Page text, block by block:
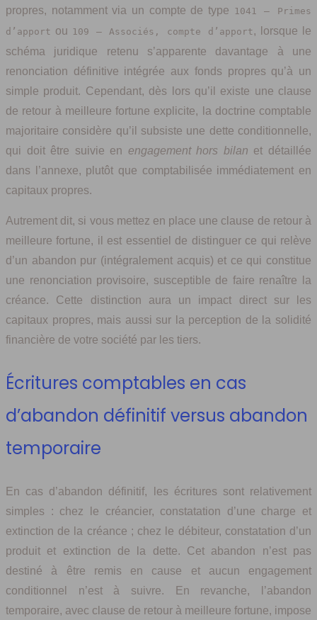
propres, notamment via un compte de type
1041 – Primes
d’apport ou 109 – Associés, compte d’apport, lorsque le
schéma juridique retenu s’apparente davantage à une
renonciation définitive intégrée aux fonds propres qu’à un
simple produit. Cependant, dès lors qu’il existe une clause
de retour à meilleure fortune explicite, la doctrine comptable
majoritaire considère qu’il subsiste une dette conditionnelle,
qui doit être suivie en engagement hors bilan et détaillée
dans l’annexe, plutôt que comptabilisée immédiatement en
capitaux propres.
Autrement dit, si vous mettez en place une clause de retour à
meilleure fortune, il est essentiel de distinguer ce qui relève
d’un abandon pur (intégralement acquis) et ce qui constitue
une renonciation provisoire, susceptible de faire renaître la
créance. Cette distinction aura un impact direct sur les
capitaux propres, mais aussi sur la perception de la solidité
financière de votre société par les tiers.
Écritures comptables en cas
d’abandon définitif versus abandon
temporaire
En cas d’abandon définitif, les écritures sont relativement
simples : chez le créancier, constatation d’une charge et
extinction de la créance ; chez le débiteur, constatation d’un
produit et extinction de la dette. Cet abandon n’est pas
destiné à être remis en cause et aucun engagement
conditionnel n’est à suivre. En revanche, l’abandon
temporaire, avec clause de retour à meilleure fortune, impose